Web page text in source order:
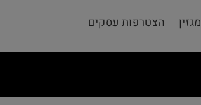
מגזין הצטרפות עסקים